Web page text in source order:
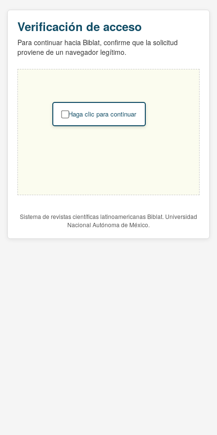
Verificación de acceso
Para continuar hacia Biblat, confirme que la solicitud
proviene de un navegador legítimo.
Haga clic para continuar
Sistema de revistas científicas latinoamericanas Biblat. Universidad
Nacional Autónoma de México.